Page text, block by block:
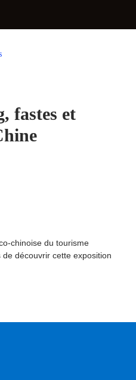
fastes et
chinoise du tourisme
découvrir cette exposition